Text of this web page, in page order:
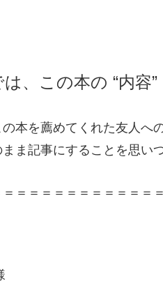
は、この本の “内容
の本を薦めてくれた友人へ
まま記事にすることを思い
＝＝＝＝＝＝＝＝＝＝＝＝